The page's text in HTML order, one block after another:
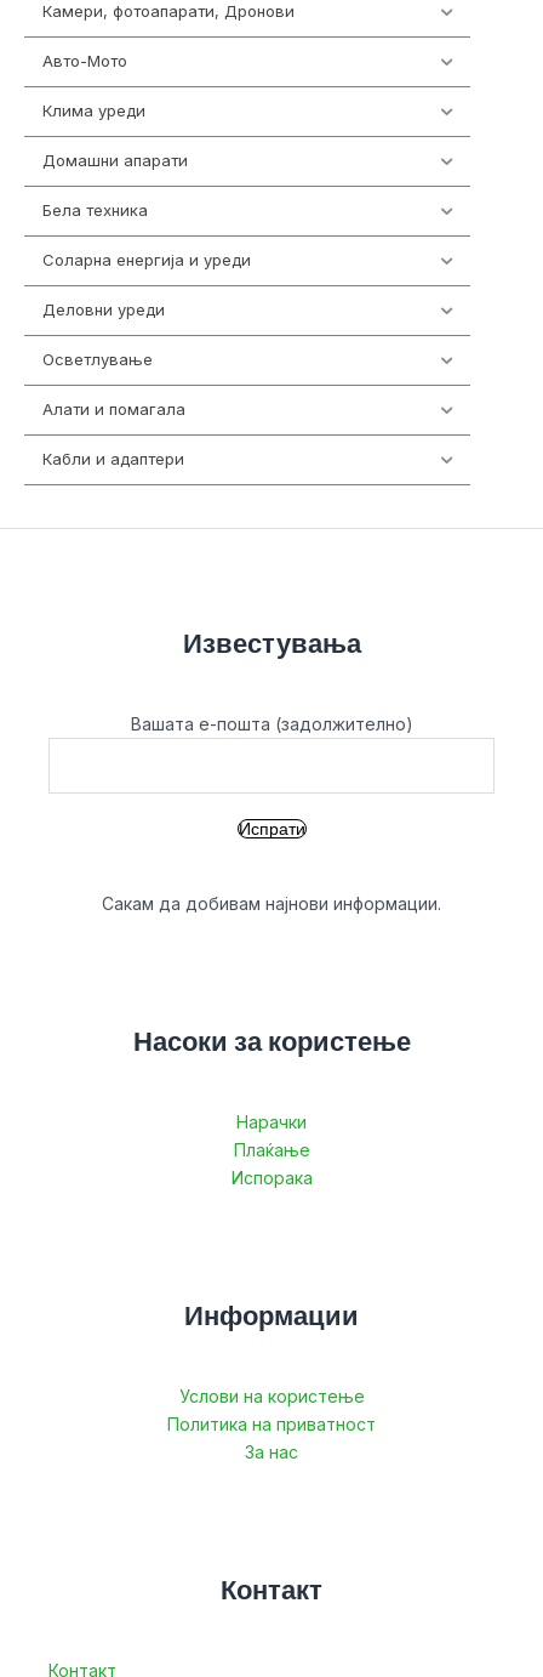
Камери, фотоапарати, Дронови
Авто-Мото
Клима уреди
Домашни апарати
Бела техника
Соларна енергија и уреди
Деловни уреди
Осветлување
Алати и помагала
Кабли и адаптери
Известувања
Вашата е-пошта (задолжително)
Сакам да добивам најнови информации.
Насоки за користење
Нарачки
Плаќање
Испорака
Информации
Услови на користење
Политика на приватност
За нас
Контакт
Контакт